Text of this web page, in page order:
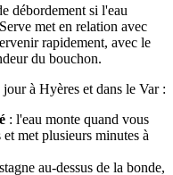
débordement si l'eau
met en relation avec
rapidement, avec le
du bouchon.
à Hyères et dans le Var :
: l'eau monte quand vous
met plusieurs minutes à
au-dessus de la bonde,